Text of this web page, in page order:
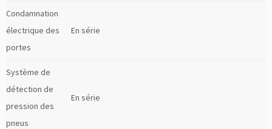
Condamnation
électrique des
portes
En série
Système de
détection de
pression des
pneus
En série